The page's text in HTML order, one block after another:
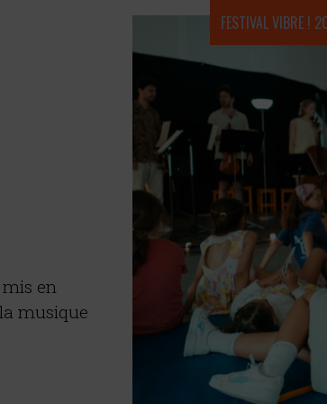
FESTIVAL VIBRE !
Résidence 2026
en
musique